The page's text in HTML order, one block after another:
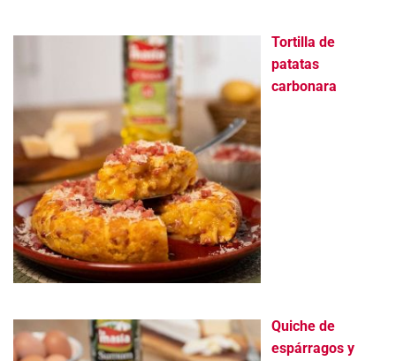
Tortilla de
patatas
carbonara
Quiche de
espárragos y